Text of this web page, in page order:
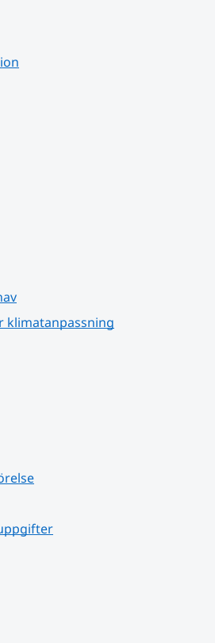
klimatanpassning